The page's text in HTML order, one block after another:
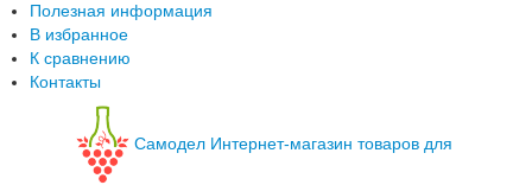
Полезная информация
В избранное
К сравнению
Контакты
Самодел Интернет-магазин товаров для